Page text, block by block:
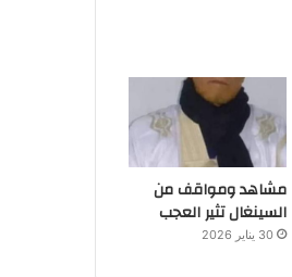
مشاهد ومواقف من
السينغال تثير العجب
30 يناير 2026